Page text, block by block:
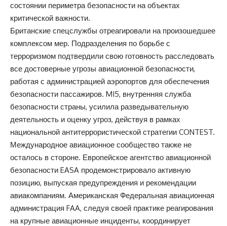
состоянии периметра безопасности на объектах
критической важности.
Британские спецслужбы отреагировали на произошедшее
комплексом мер. Подразделения по борьбе с
терроризмом подтвердили свою готовность расследовать
все достоверные угрозы авиационной безопасности,
работая с администрацией аэропортов для обеспечения
безопасности пассажиров. MI5, внутренняя служба
безопасности страны, усилила разведывательную
деятельность и оценку угроз, действуя в рамках
национальной антитеррористической стратегии CONTEST.
Международное авиационное сообщество также не
осталось в стороне. Европейское агентство авиационной
безопасности EASA продемонстрировало активную
позицию, выпуская предупреждения и рекомендации
авиакомпаниям. Американская Федеральная авиационная
администрация FAA, следуя своей практике реагирования
на крупные авиационные инциденты, координирует